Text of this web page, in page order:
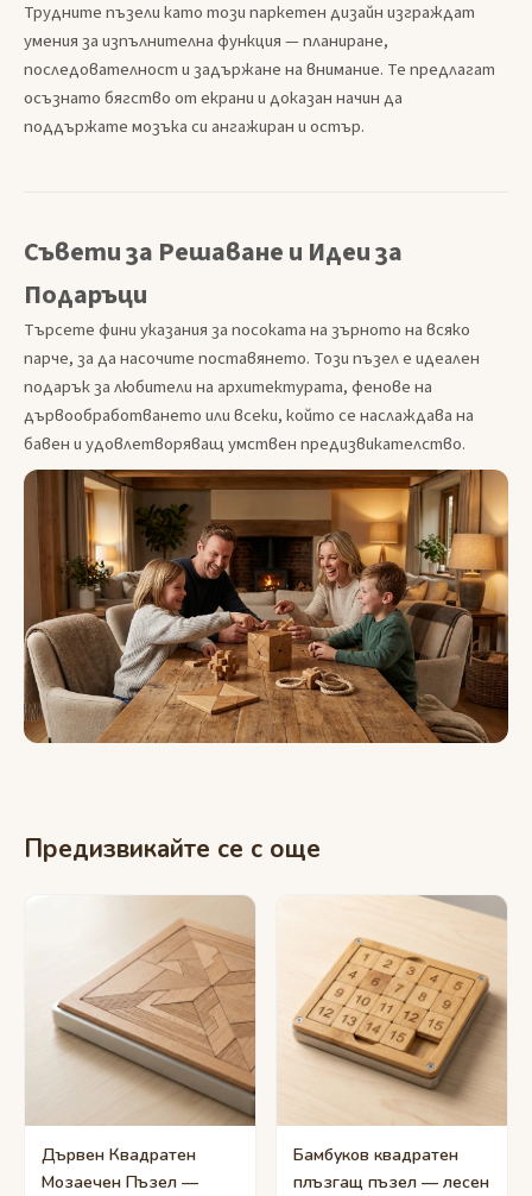
Трудните пъзели като този паркетен дизайн изграждат
умения за изпълнителна функция — планиране,
последователност и задържане на внимание. Те предлагат
осъзнато бягство от екрани и доказан начин да
поддържате мозъка си ангажиран и остър.
Съвети за Решаване и Идеи за
Подаръци
Търсете фини указания за посоката на зърното на всяко
парче, за да насочите поставянето. Този пъзел е идеален
подарък за любители на архитектурата, фенове на
дървообработването или всеки, който се наслаждава на
бавен и удовлетворяващ умствен предизвикателство.
Предизвикайте се с още
Дървен Квадратен
Мозаечен Пъзел —
Бамбуков квадратен
плъзгащ пъзел — лесен